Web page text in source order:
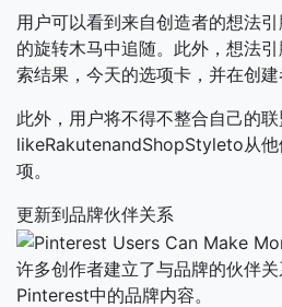
用户可以看到来自创造者的想法
的旋转木马中追随。此外，想法
索结果，今天的选项卡，并在创
此外，用户将不得不整合自己的
likeRakutenandShopStyleto从他
项。
更新到品牌伙伴关系
许多创作者建立了与品牌的伙伴
Pinterest中的品牌内容。